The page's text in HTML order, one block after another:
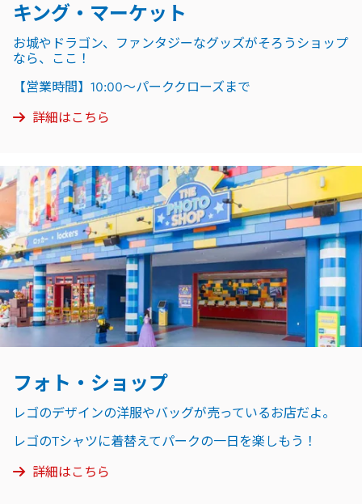
キング・マーケット
お城やドラゴン、ファンタジーなグッズがそろうショップ
なら、ここ！
【営業時間】10:00～パーククローズまで
詳細はこちら
フォト・ショップ
レゴのデザインの洋服やバッグが売っているお店だよ。
レゴのTシャツに着替えてパークの一日を楽しもう！
詳細はこちら